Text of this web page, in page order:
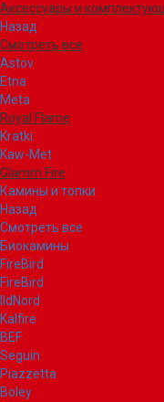
Аксессуары и
Назад
Смотреть все
Astov
Etna
Meta
Royal Flame
Kratki
Kaw-Met
Glamm Fire
Камины и топки
Назад
Смотреть все
Биокамины
FireBird
FireBird
IldNord
Kalfire
BEF
Seguin
Piazzetta
Boley